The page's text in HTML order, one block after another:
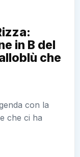
in B del
che
con la
che ci ha